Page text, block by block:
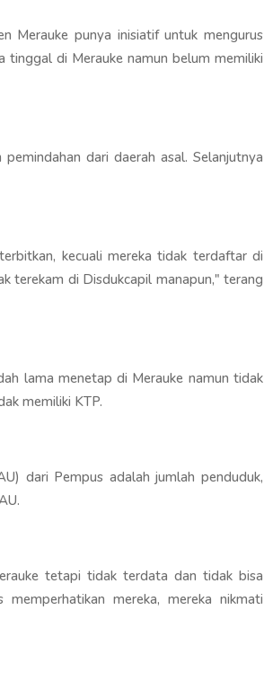
Merauke punya inisiatif untuk mengurus
di Merauke namun belum memiliki
dari daerah asal. Selanjutnya
kecuali mereka tidak terdaftar di
terekam di Disdukcapil manapun," terang
lama menetap di Merauke namun tidak
memiliki KTP.
dari Pempus adalah jumlah penduduk,
tetapi tidak terdata dan tidak bisa
mereka, mereka nikmati